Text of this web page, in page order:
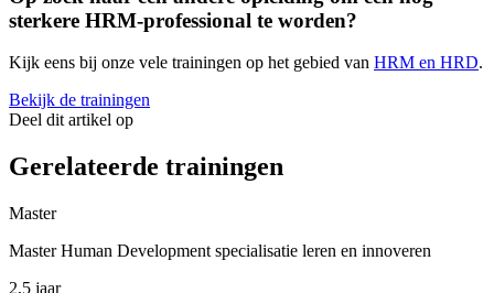
sterkere HRM-professional te worden?
Kijk eens bij onze vele trainingen op het gebied van HRM en HRD.
Bekijk de trainingen
Deel dit artikel op
Gerelateerde trainingen
Master
Master Human Development specialisatie leren en innoveren
2,5 jaar